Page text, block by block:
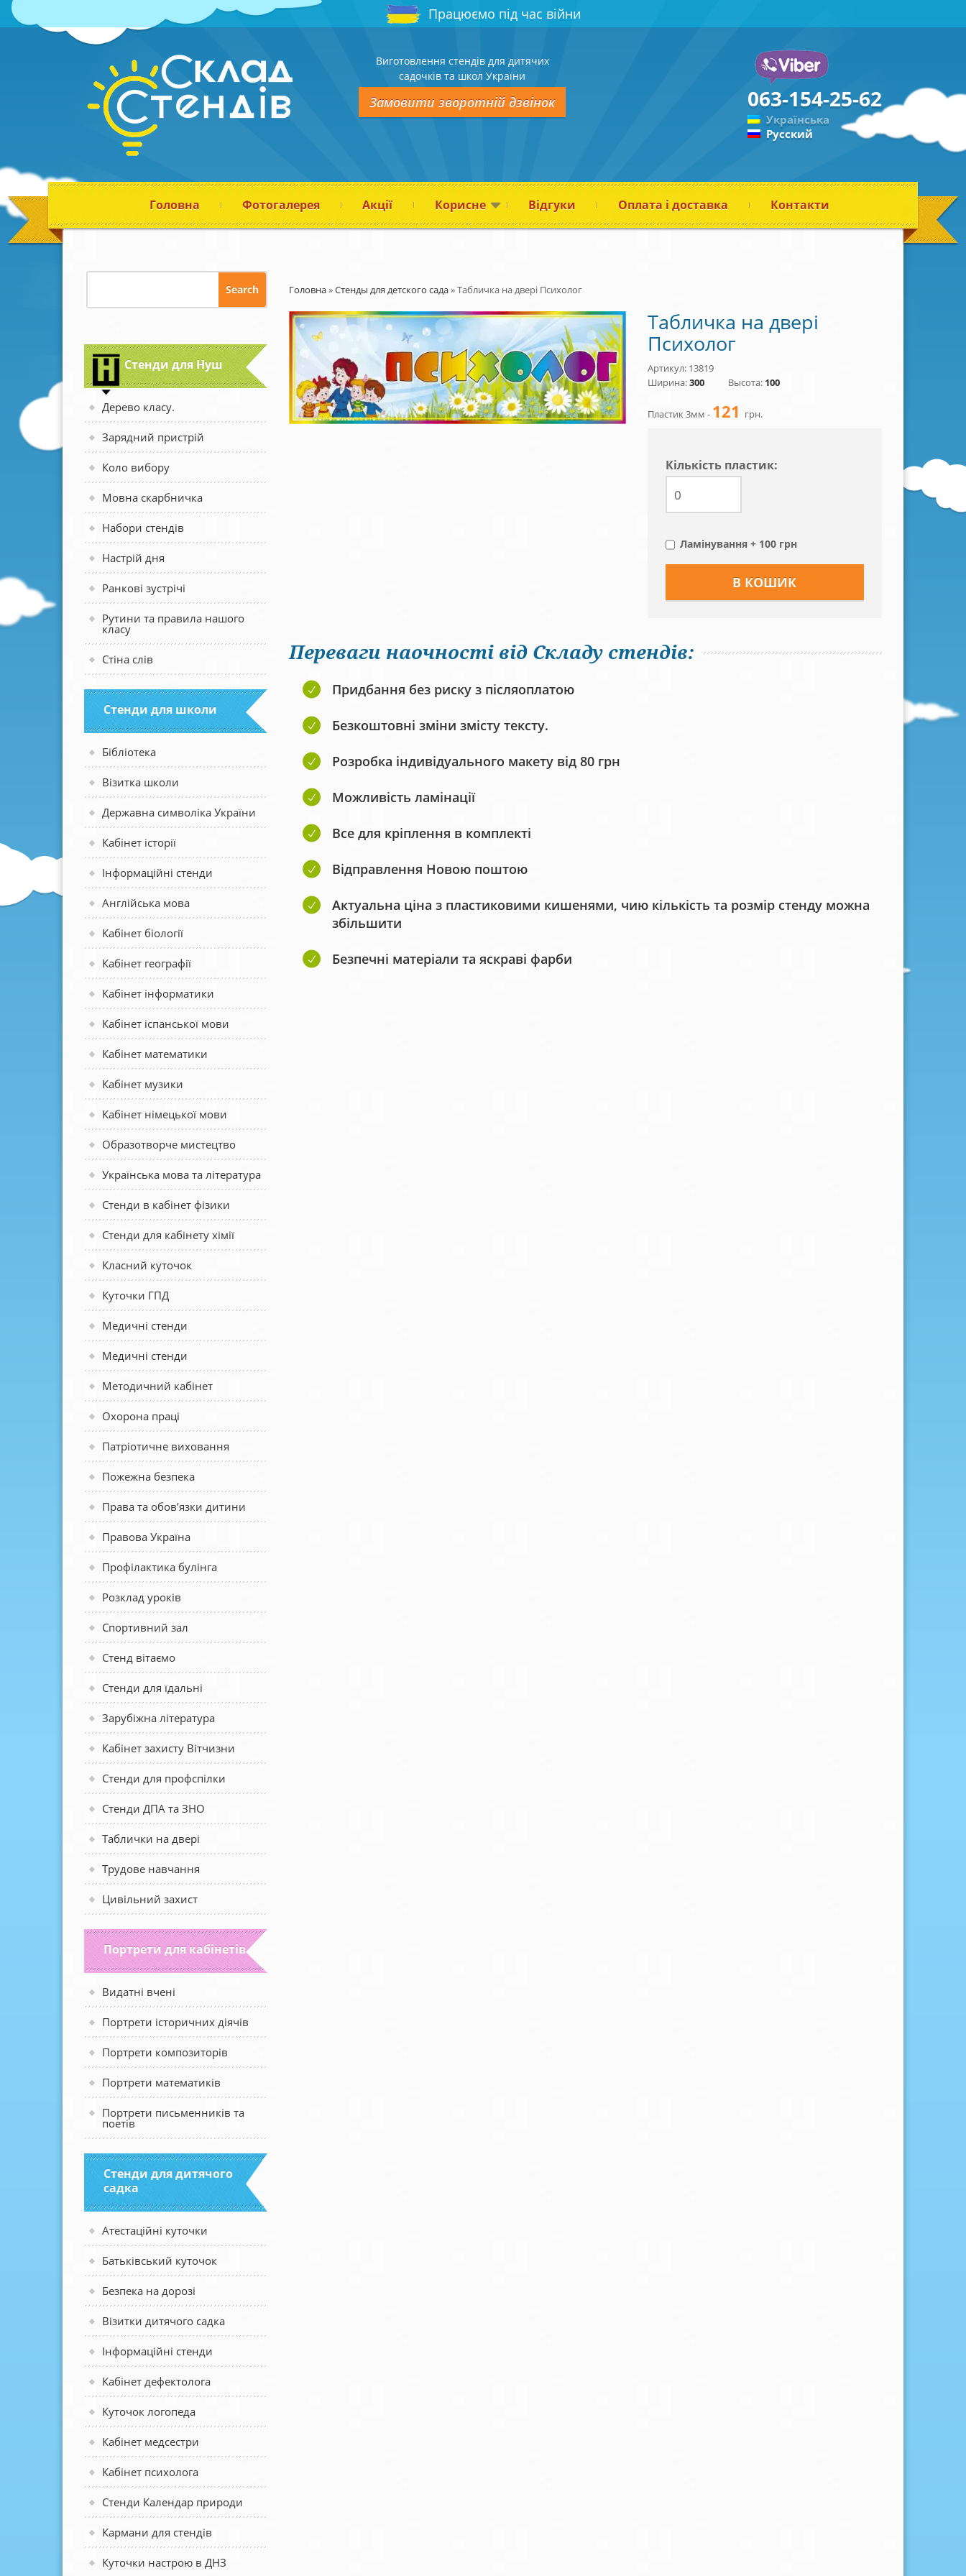
Працюємо під час війни
Виготовлення стендів для дитячих
садочків та школ України
Замовити зворотній дзвінок 063-154-25-62
Українська
Русский
Головна Фотогалерея Акції Корисне Відгуки Оплата і доставка Контакти
Стенди для Нуш
Дерево класу.
Зарядний пристрій
Коло вибору
Мовна скарбничка
Набори стендів
Настрій дня
Ранкові зустрічі
Рутини та правила нашого
класу
Стіна слів
Стенди для школи
Бібліотека
Візитка школи
Державна символіка України
Кабінет історії
Інформаційні стенди
Англійська мова
Кабінет біології
Кабінет географії
Кабінет інформатики
Кабінет іспанської мови
Кабінет математики
Кабінет музики
Кабінет німецької мови
Образотворче мистецтво
Українська мова та література
Стенди в кабінет фізики
Стенди для кабінету хімії
Класний куточок
Куточки ГПД
Медичні стенди
Медичні стенди
Методичний кабінет
Охорона праці
Патріотичне виховання
Пожежна безпека
Права та обов’язки дитини
Правова Україна
Профілактика булінга
Розклад уроків
Спортивний зал
Стенд вітаємо
Стенди для їдальні
Зарубіжна література
Кабінет захисту Вітчизни
Стенди для профспілки
Стенди ДПА та ЗНО
Таблички на двері
Трудове навчання
Цивільний захист
Портрети для кабінетів
Видатні вчені
Портрети історичних діячів
Портрети композиторів
Портрети математиків
Портрети письменників та
поетів
Стенди для дитячого
садка
Атестаційні куточки
Батьківський куточок
Безпека на дорозі
Візитки дитячого садка
Інформаційні стенди
Кабінет дефектолога
Куточок логопеда
Кабінет медсестри
Кабінет психолога
Стенди Календар природи
Кармани для стендів
Куточки настрою в ДНЗ
Головна»Стенды для детского сада»Табличка на двері Психолог
Табличка на двері
Психолог
Артикул: 13819
Ширина:300 Высота: 100
Пластик 3мм - 121 грн.
Кiлькiсть пластик:
Ламінування + 100 грн
Переваги наочності від Складу стендів:
Придбання без риску з післяоплатою
Безкоштовні зміни змісту тексту.
Розробка індивідуального макету від 80 грн
Можливість ламінації
Все для кріплення в комплекті
Відправлення Новою поштою
Актуальна ціна з пластиковими кишенями, чию кількість та розмір стенду можна
збільшити
Безпечні матеріали та яскраві фарби